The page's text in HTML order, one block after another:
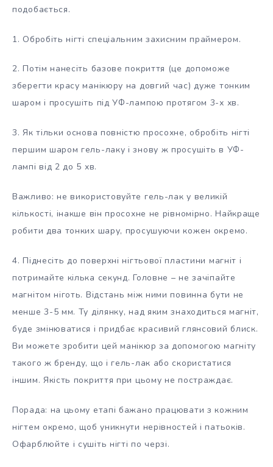
подобається.
1. Обробіть нігті спеціальним захисним праймером.
2. Потім нанесіть базове покриття (це допоможе
зберегти красу манікюру на довгий час) дуже тонким
шаром і просушіть під УФ-лампою протягом 3-х хв.
3. Як тільки основа повністю просохне, обробіть нігті
першим шаром гель-лаку і знову ж просушіть в УФ-
лампі від 2 до 5 хв.
Важливо: не використовуйте гель-лак у великій
кількості, інакше він просохне не рівномірно. Найкраще
робити два тонких шару, просушуючи кожен окремо.
4. Піднесіть до поверхні нігтьової пластини магніт і
потримайте кілька секунд. Головне – не зачіпайте
магнітом ніготь. Відстань між ними повинна бути не
менше 3-5 мм. Ту ділянку, над яким знаходиться магніт,
буде змінюватися і придбає красивий глянсовий блиск.
Ви можете зробити цей манікюр за допомогою магніту
такого ж бренду, що і гель-лак або скористатися
іншим. Якість покриття при цьому не постраждає.
Порада: на цьому етапі бажано працювати з кожним
нігтем окремо, щоб уникнути нерівностей і патьоків.
Офарблюйте і сушіть нігті по черзі.